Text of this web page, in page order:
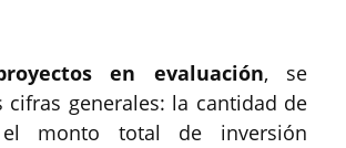
en evaluación, se
cifras generales: la cantidad de
el monto total de inversión